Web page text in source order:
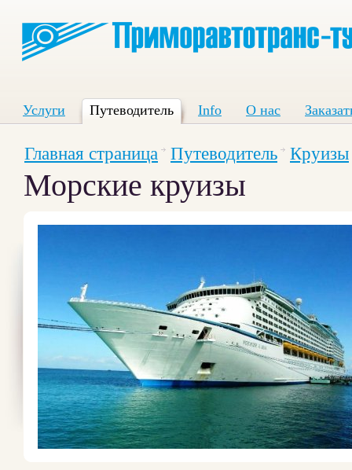
Услуги Путеводитель Info О нас
Главная страница Путеводитель Круизы
Морские круизы